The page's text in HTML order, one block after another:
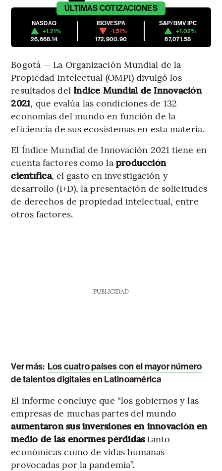
ÚLTIMAS COTIZACIONES
NASDAQ
+1.21%
26,668.14
IBOVESPA
-1.51%
172,900.90
S&P/BMV IPC
+1.02%
67,071.58
Bogotá — La Organización Mundial de la
Propiedad Intelectual (OMPI) divulgó los
resultados del Índice Mundial de Innovación
2021, que evalúa las condiciones de 132
economías del mundo en función de la
eficiencia de sus ecosistemas en esta materia.
El Índice Mundial de Innovación 2021 tiene en
cuenta factores como la producción
científica, el gasto en investigación y
desarrollo (I+D), la presentación de solicitudes
de derechos de propiedad intelectual, entre
otros factores.
PUBLICIDAD
Ver más: Los cuatro países con el mayor número
de talentos digitales en Latinoamérica
El informe concluye que “los gobiernos y las
empresas de muchas partes del mundo
aumentaron sus inversiones en innovación en
medio de las enormes pérdidastanto
económicas como de vidas humanas
provocadas por la pandemia”.